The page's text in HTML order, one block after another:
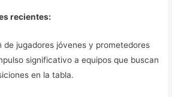
recientes:
de jugadores jóvenes y prometedores
significativo a equipos que buscan
en la tabla.